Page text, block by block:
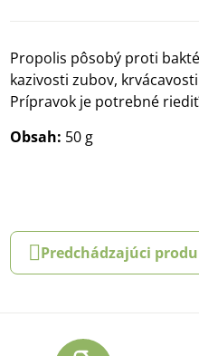
Propolis pôsobý proti
kazivosti zubov,
Prípravok je potrebné
Obsah: 50 g
Predchádzajúci